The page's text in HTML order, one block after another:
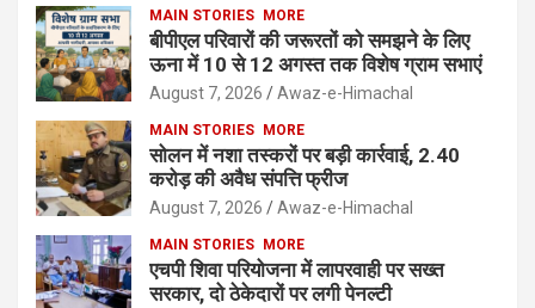
MAIN STORIES MORE
बीपीएल परिवारों की जरूरतों को समझने के लिए
ऊना में 10 से 12 अगस्त तक विशेष ग्राम सभाएं
August 7, 2026 Awaz-e-Himachal
MAIN STORIES MORE
सोलन में नशा तस्करों पर बड़ी कार्रवाई, 2.40
करोड़ की अवैध संपत्ति फ्रीज
August 7, 2026 Awaz-e-Himachal
MAIN STORIES MORE
एचपी शिवा परियोजना में लापरवाही पर सख्त
सरकार, दो ठेकेदारों पर लगी पेनल्टी